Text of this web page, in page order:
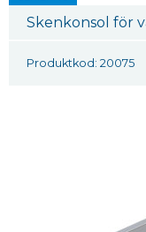
Skenkonsol för
Produktkod: 20075